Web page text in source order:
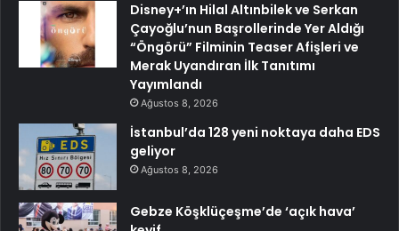
Disney+’ın Hilal Altınbilek ve Serkan
Çayoğlu’nun Başrollerinde Yer Aldığı
“Öngörü” Filminin Teaser Afişleri ve
Merak Uyandıran İlk Tanıtımı
Yayımlandı
Ağustos 8, 2026
İstanbul’da 128 yeni noktaya daha EDS
geliyor
Ağustos 8, 2026
Gebze Köşklüçeşme’de ‘açık hava’